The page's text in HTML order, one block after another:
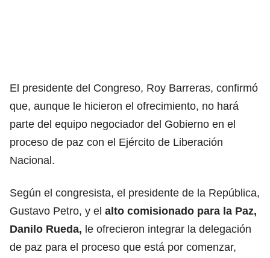
El presidente del Congreso, Roy Barreras, confirmó
que, aunque le hicieron el ofrecimiento, no hará
parte del equipo negociador del Gobierno en el
proceso de paz con el Ejército de Liberación
Nacional.
Según el congresista, el presidente de la República,
Gustavo Petro, y el alto comisionado para la Paz,
Danilo Rueda, le ofrecieron integrar la delegación
de paz para el proceso que está por comenzar,